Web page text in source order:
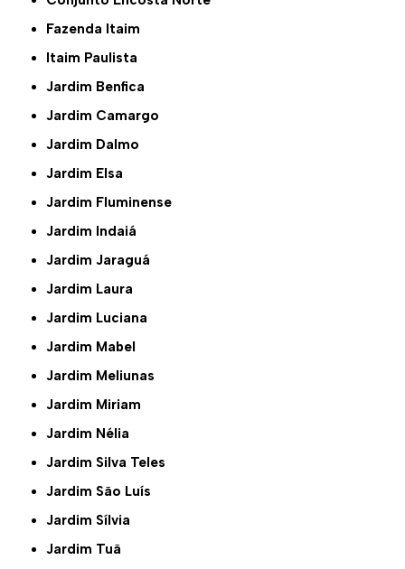
Fazenda Itaim
Itaim Paulista
Jardim Benfica
Jardim Camargo
Jardim Dalmo
Jardim Elsa
Jardim Fluminense
Jardim Indaiá
Jardim Jaraguá
Jardim Laura
Jardim Luciana
Jardim Mabel
Jardim Meliunas
Jardim Miriam
Jardim Nélia
Jardim Silva Teles
Jardim São Luís
Jardim Sílvia
Jardim Tuã